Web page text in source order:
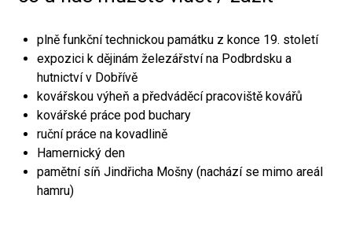
plně funkční technickou památku z konce 19. století
expozici k dějinám železářství na Podbrdsku a
hutnictví v Dobřívě
kovářskou výheň a předváděcí pracoviště kovářů
kovářské práce pod buchary
ruční práce na kovadlině
Hamernický den
pamětní síň Jindřicha Mošny (nachází se mimo areál
hamru)